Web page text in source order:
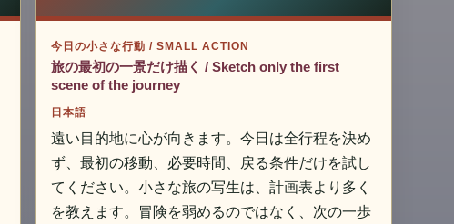
今日の小さな行動 / SMALL ACTION
旅の最初の一景だけ描く / Sketch only the first
scene of the journey
日本語
遠い目的地に心が向きます。今日は全行程を決め
ず、最初の移動、必要時間、戻る条件だけを試し
てください。小さな旅の写生は、計画表より多く
を教えます。冒険を弱めるのではなく、次の一歩